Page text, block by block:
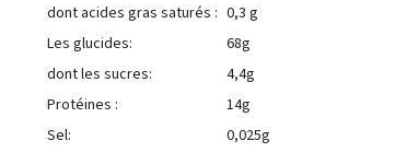
dont acides gras saturés : 0,3 g
Les glucides:
68g
dont les sucres:
4,4g
Protéines :
14g
Sel:
0,025g